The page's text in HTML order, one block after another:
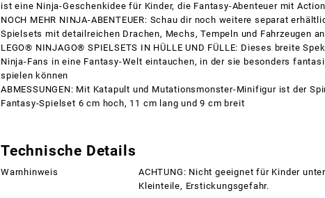
ist eine Ninja-Geschenkidee für Kinder, die Fantasy-Abenteuer mit
NOCH MEHR NINJA-ABENTEUER: Schau dir noch weitere separat
Spielsets mit detailreichen Drachen, Mechs, Tempeln und Fahrzeugen an
LEGO® NINJAGO® SPIELSETS IN HÜLLE UND FÜLLE: Dieses breite
Ninja-Fans in eine Fantasy-Welt eintauchen, in der sie besonders
spielen können
ABMESSUNGEN: Mit Katapult und Mutationsmonster-Minifigur ist der
Fantasy-Spielset 6 cm hoch, 11 cm lang und 9 cm breit
Technische Details
Warnhinweis
ACHTUNG: Nicht geeignet für Kinder
Kleinteile, Erstickungsgefahr.